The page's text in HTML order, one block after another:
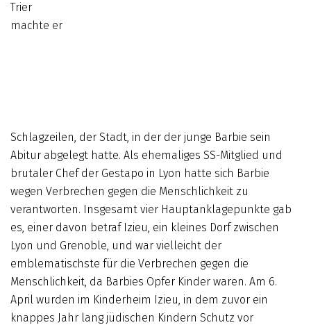
Trier
machte er
Schlagzeilen, der Stadt, in der der junge Barbie sein
Abitur abgelegt hatte. Als ehemaliges SS-Mitglied und
brutaler Chef der Gestapo in Lyon hatte sich Barbie
wegen Verbrechen gegen die Menschlichkeit zu
verantworten. Insgesamt vier Hauptanklagepunkte gab
es, einer davon betraf Izieu, ein kleines Dorf zwischen
Lyon und Grenoble, und war vielleicht der
emblematischste für die Verbrechen gegen die
Menschlichkeit, da Barbies Opfer Kinder waren. Am 6.
April wurden im Kinderheim Izieu, in dem zuvor ein
knappes Jahr lang jüdischen Kindern Schutz vor